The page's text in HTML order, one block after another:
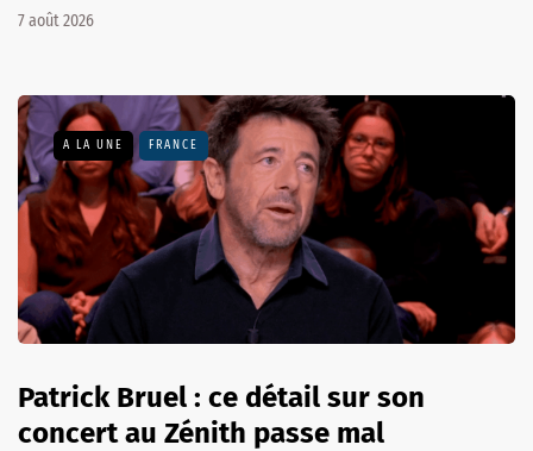
7 août 2026
A LA UNE FRANCE
Patrick Bruel : ce détail sur son
concert au Zénith passe mal